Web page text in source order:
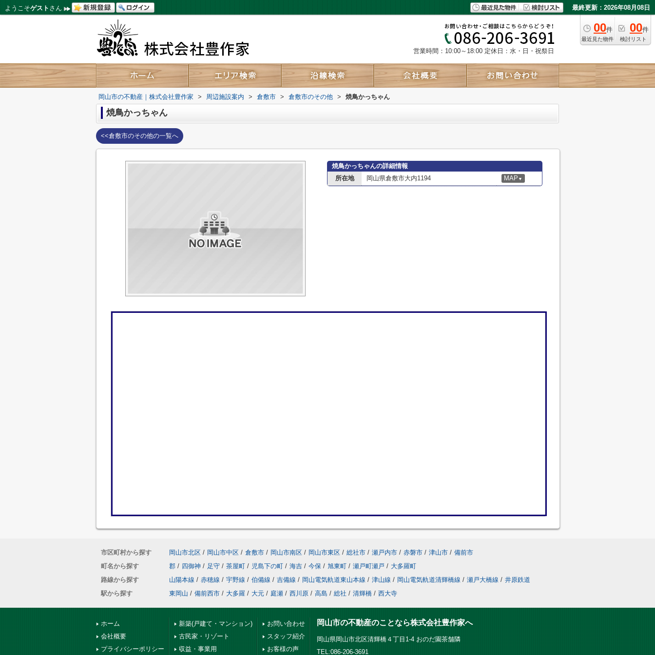
ようこそゲスト さん 最終更新：2026年08月08日
00件
最近見た物件
00件
検討リスト
営業時間：10:00～18:00 定休日：水・日・祝祭日
岡山市の不動産｜株式会社豊作家 > 周辺施設案内 > 倉敷市 > 倉敷市のその他 > 焼鳥かっちゃん
焼鳥かっちゃん
<<倉敷市のその他の一覧へ
焼鳥かっちゃんの詳細情報
所在地
岡山県倉敷市大内1194 MAP ▼
市区町村から探す 岡山市北区 / 岡山市中区 / 倉敷市 / 岡山市南区 / 岡山市東区 / 総社市 / 瀬戸内市 / 赤磐市 / 津山市 / 備前市
町名から探す
郡 / 四御神 / 足守 / 茶屋町 / 児島下の町 / 海吉 / 今保 / 旭東町 / 瀬戸町瀬戸 / 大多羅町
路線から探す
山陽本線 / 赤穂線 / 宇野線 / 伯備線 / 吉備線 / 岡山電気軌道東山本線 / 津山線 / 岡山電気軌道清輝橋線 / 瀬戸大橋線 / 井原鉄道
駅から探す
東岡山 / 備前西市 / 大多羅 / 大元 / 庭瀬 / 西川原 / 高島 / 総社 / 清輝橋 / 西大寺
ホーム
会社概要
プライバシーポリシー
新築(戸建て・マンション)
古民家・リゾート
収益・事業用
お問い合わせ
スタッフ紹介
お客様の声
岡山市の不動産のことなら株式会社豊作家へ
岡山県岡山市北区清輝橋４丁目1-4 おのだ園茶舗隣
TEL:086-206-3691